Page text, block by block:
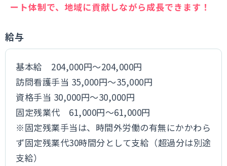
ート体制で、地域に貢献しながら成長できます！
給与
基本給 204,000円～204,000円
訪問看護手当 35,000円～35,000円
資格手当 30,000円～30,000円
固定残業代 61,000円～61,000円
※固定残業手当は、時間外労働の有無にかかわら
ず固定残業代30時間分として支給（超過分は別途
支給）